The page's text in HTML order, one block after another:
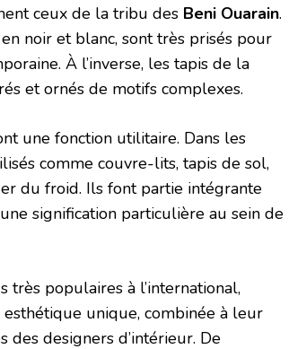
ceux de la tribu des Beni Ouarain.
noir et blanc, sont très prisés pour
À l’inverse, les tapis de la
et ornés de motifs complexes.
une fonction utilitaire. Dans les
comme couvre-lits, tapis de sol,
du froid. Ils font partie intégrante
signification particulière au sein de
très populaires à l’international,
unique, combinée à leur
des designers d’intérieur. De